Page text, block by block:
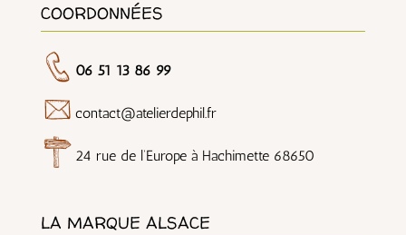
COORDONNÉES
06 51 13 86 99
contact@atelierdephil.fr
24 rue de l’Europe à Hachimette 68650
LA MARQUE ALSACE